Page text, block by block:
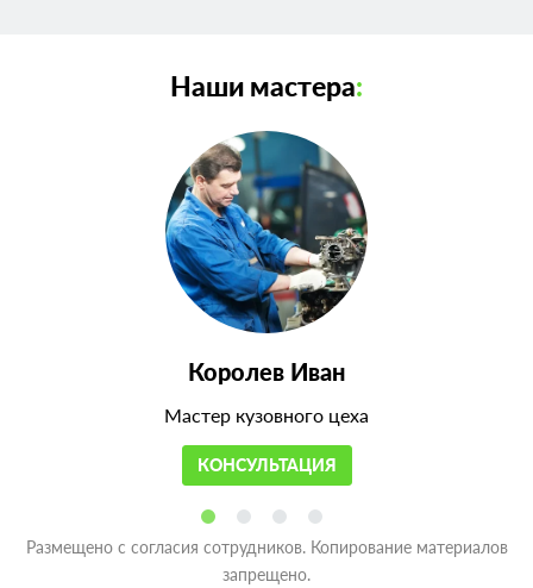
Наши мастера:
Королев Иван
Мастер кузовного цеха
КОНСУЛЬТАЦИЯ
Размещено с согласия сотрудников. Копирование материалов
запрещено.